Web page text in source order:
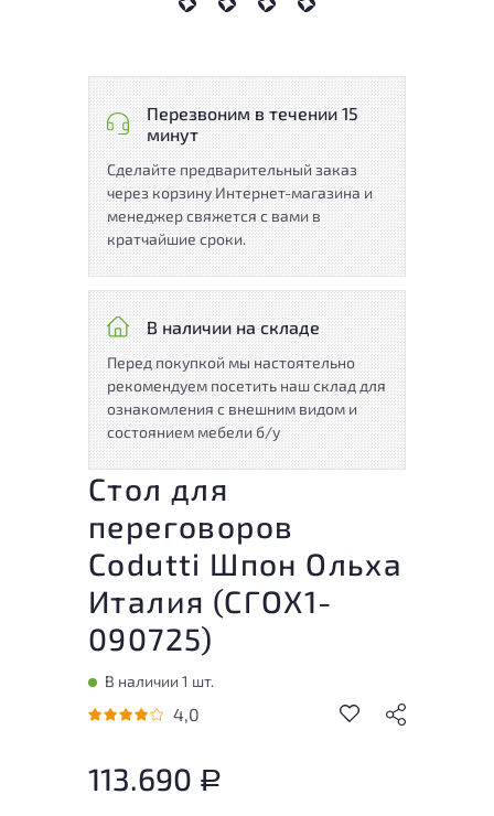
Перезвоним в течении 15
минут
Сделайте предварительный заказ
через корзину Интернет-магазина и
менеджер свяжется с вами в
кратчайшие сроки.
В наличии на складе
Перед покупкой мы настоятельно
рекомендуем посетить наш склад для
ознакомления с внешним видом и
состоянием мебели б/у
Стол для
переговоров
Codutti Шпон Ольха
Италия (СГОХ1-
090725)
В наличии 1 шт.
4,0
113.690 Р